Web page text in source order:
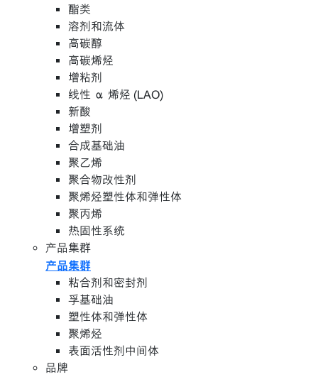
酯类
溶剂和流体
高碳醇
高碳烯烃
增粘剂
线性 α 烯烃 (LAO)
新酸
增塑剂
合成基础油
聚乙烯
聚合物改性剂
聚烯烃塑性体和弹性体
聚丙烯
热固性系统
产品集群
产品集群
粘合剂和密封剂
孚基础油
塑性体和弹性体
聚烯烃
表面活性剂中间体
品牌